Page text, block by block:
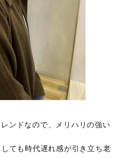
ンドなので、メリハリの強い
ても時代遅れ感が引き立ち老